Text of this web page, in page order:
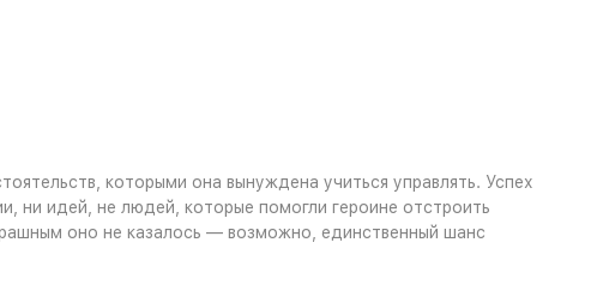
которыми она вынуждена учиться управлять. Успех
ни идей, не людей, которые помогли героине отстроить
оно не казалось — возможно, единственный шанс